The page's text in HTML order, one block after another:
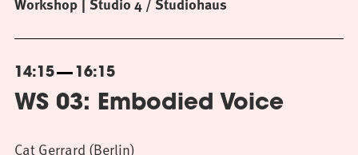
14:15 16:15
WS 03: Embodied Voice
Cat Gerrard (Berlin)